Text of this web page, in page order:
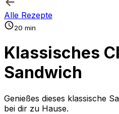
Alle Rezepte
20 min
Klassisches
Sandwich
Genießes dieses klassische
bei dir zu Hause.